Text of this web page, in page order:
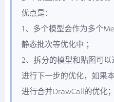
优点是：
1、多个模型会作为多个
静态批次等优化中 ；
2、拆分的模型和贴图可
进行下一步的优化，如果
进行合并DrawCall的优化；